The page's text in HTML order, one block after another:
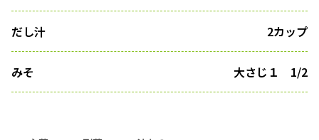
だし汁 2カップ
みそ 大さじ１ 1/2